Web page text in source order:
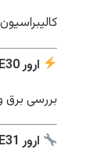
ارور E30 یخچال آرچلیک – قطع برق
بررسی
ارور E31 یخچال آرچلیک – کنترل کمپرسور